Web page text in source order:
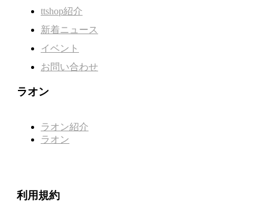
ttshop紹介
新着ニュース
イベント
お問い合わせ
ラオン
ラオン紹介
ラオン
利用規約